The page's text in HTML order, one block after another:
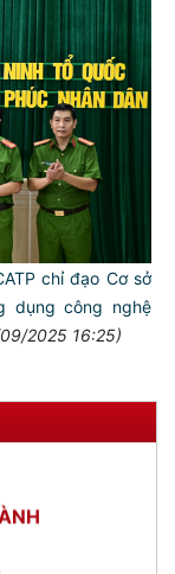
chỉ đạo Cơ sở
dụng công nghệ
2025 16:25)
LÀ: